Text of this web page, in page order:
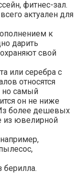
фитнес-зал.
актуален для
к
дарить
свой
или серебра с
относятся
но самый
он не ниже
более дешевых
из ювелирной
берилла.